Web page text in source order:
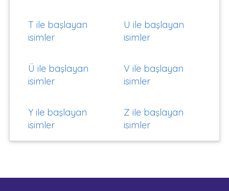
T ile başlayan
isimler
U ile başlayan
isimler
Ü ile başlayan
isimler
V ile başlayan
isimler
Y ile başlayan
isimler
Z ile başlayan
isimler